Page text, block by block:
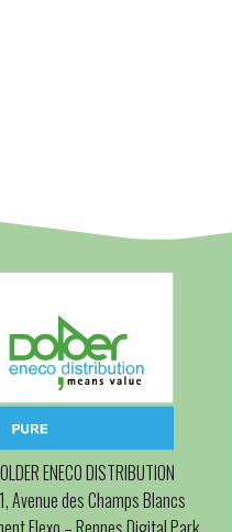
ENECO DISTRIBUTION
Avenue des Champs Blancs